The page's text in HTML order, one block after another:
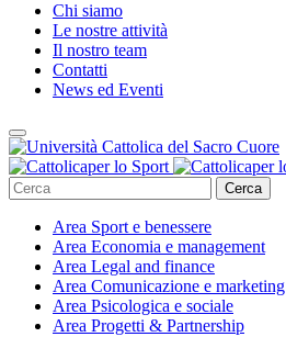
Chi siamo
Le nostre attività
Il nostro team
Contatti
News ed Eventi
Cerca
Area Sport e benessere
Area Economia e management
Area Legal and finance
Area Comunicazione e marketing
Area Psicologica e sociale
Area Progetti & Partnership